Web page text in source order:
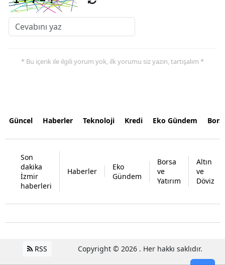
* Bu içerik ile ilgili yorum yok, ilk yorumu siz yazın, tartışalım *
Güncel Haberler Teknoloji Kredi Eko Gündem
Son
dakika
İzmir
haberleri
Haberler
Eko
Gündem
Borsa
ve
Yatırım
Altın
ve
Döviz
RSS Copyright © 2026 . Her hakkı saklıdır.